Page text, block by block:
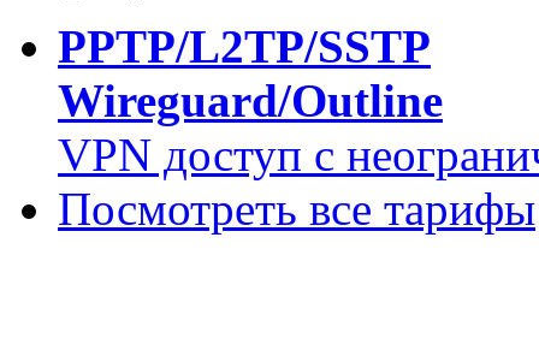
PPTP/L2TP/SSTP
Wireguard/Outline
VPN доступ с
Посмотреть все тарифы